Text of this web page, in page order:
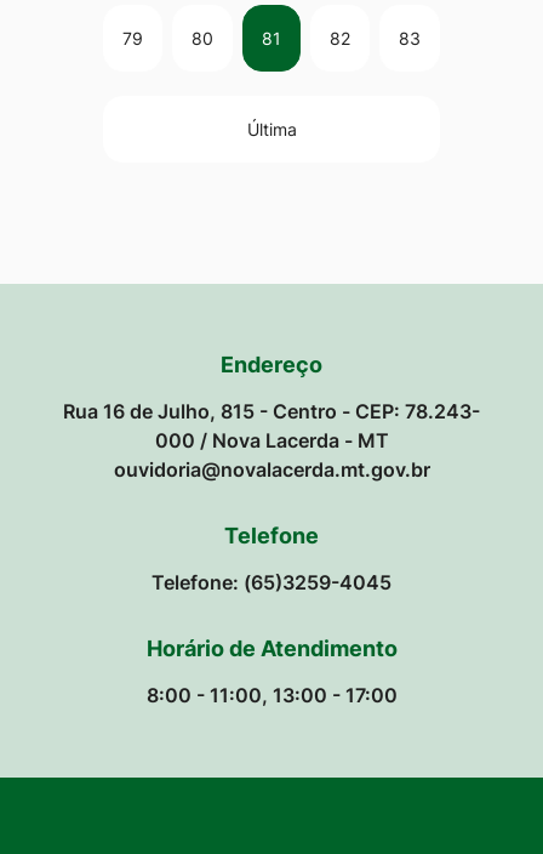
79 80 81 82 83
Última
Endereço
Rua 16 de Julho, 815 - Centro - CEP: 78.243-
000 / Nova Lacerda - MT
ouvidoria@novalacerda.mt.gov.br
Telefone
Telefone: (65)3259-4045
Horário de Atendimento
8:00 - 11:00, 13:00 - 17:00